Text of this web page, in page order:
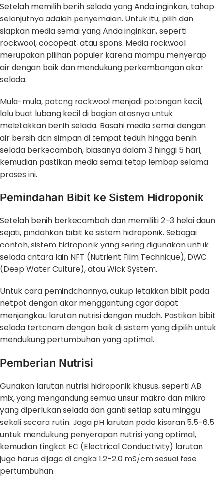
Setelah memilih benih selada yang Anda inginkan, tahap
selanjutnya adalah penyemaian. Untuk itu, pilih dan
siapkan media semai yang Anda inginkan, seperti
rockwool, cocopeat, atau spons. Media rockwool
merupakan pilihan populer karena mampu menyerap
air dengan baik dan mendukung perkembangan akar
selada.
Mula-mula, potong rockwool menjadi potongan kecil,
lalu buat lubang kecil di bagian atasnya untuk
meletakkan benih selada. Basahi media semai dengan
air bersih dan simpan di tempat teduh hingga benih
selada berkecambah, biasanya dalam 3 hinggi 5 hari,
kemudian pastikan media semai tetap lembap selama
proses ini.
Pemindahan Bibit ke Sistem Hidroponik
Setelah benih berkecambah dan memiliki 2–3 helai daun
sejati, pindahkan bibit ke sistem hidroponik. Sebagai
contoh, sistem hidroponik yang sering digunakan untuk
selada antara lain NFT (Nutrient Film Technique), DWC
(Deep Water Culture), atau Wick System.
Untuk cara pemindahannya, cukup letakkan bibit pada
netpot dengan akar menggantung agar dapat
menjangkau larutan nutrisi dengan mudah. Pastikan bibit
selada tertanam dengan baik di sistem yang dipilih untuk
mendukung pertumbuhan yang optimal.
Pemberian Nutrisi
Gunakan larutan nutrisi hidroponik khusus, seperti AB
mix, yang mengandung semua unsur makro dan mikro
yang diperlukan selada dan ganti setiap satu minggu
sekali secara rutin. Jaga pH larutan pada kisaran 5.5–6.5
untuk mendukung penyerapan nutrisi yang optimal,
kemudian tingkat EC (Electrical Conductivity) larutan
juga harus dijaga di angka 1.2–2.0 mS/cm sesuai fase
pertumbuhan.